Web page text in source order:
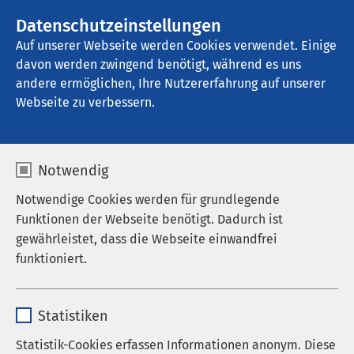
Datenschutzeinstellungen
Auf unserer Webseite werden Cookies verwendet. Einige
davon werden zwingend benötigt, während es uns
andere ermöglichen, Ihre Nutzererfahrung auf unserer
Webseite zu verbessern.
Notwendig
Notwendige Cookies werden für grundlegende
Funktionen der Webseite benötigt. Dadurch ist
gewährleistet, dass die Webseite einwandfrei
funktioniert.
Anbieter sgalinski
Statistiken
Statistik-Cookies erfassen Informationen anonym. Diese
AMEOS Poliklinikum Aschersleben
Praxis für Chirurgie
Willkommen in derPraxis für Chirurgie von Dr.
med. Peter Böttcher
wohlfühlen und bieten Ihnen eine kompetente
Behandlung in einer freundlichen Atmosphäre.